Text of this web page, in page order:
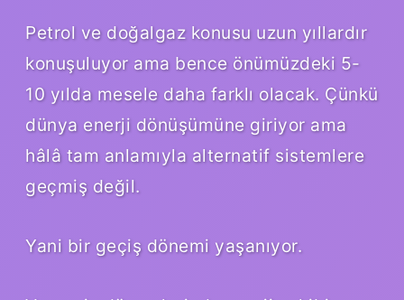
Petrol ve doğalgaz konusu uzun yıllardır
konuşuluyor ama bence önümüzdeki 5-
10 yılda mesele daha farklı olacak. Çünkü
dünya enerji dönüşümüne giriyor ama
hâlâ tam anlamıyla alternatif sistemlere
geçmiş değil.
Yani bir geçiş dönemi yaşanıyor.